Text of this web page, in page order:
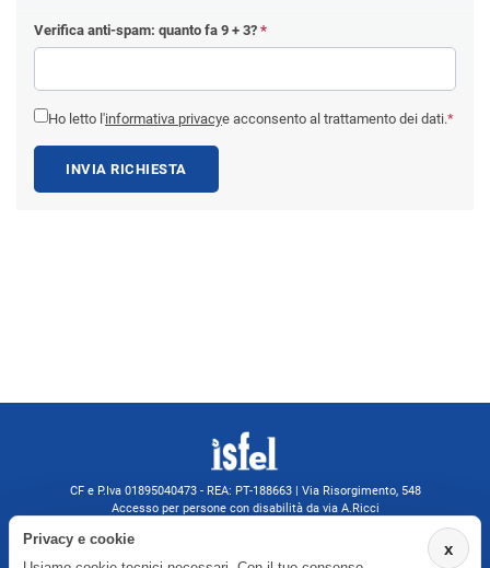
Verifica anti-spam: quanto fa 9 + 3? *
Ho letto l'informativa privacye acconsento al trattamento dei dati.*
INVIA RICHIESTA
CF e P.Iva 01895040473 - REA: PT-188663 | Via Risorgimento, 548
Accesso per persone con disabilità da via A.Ricci
x
Privacy e cookie